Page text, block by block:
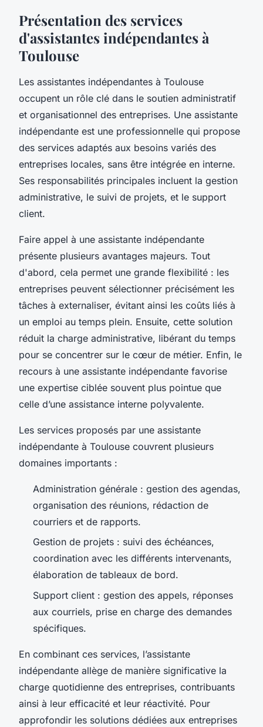
Présentation des services
d'assistantes indépendantes à
Toulouse
Les assistantes indépendantes à Toulouse
occupent un rôle clé dans le soutien administratif
et organisationnel des entreprises. Une assistante
indépendante est une professionnelle qui propose
des services adaptés aux besoins variés des
entreprises locales, sans être intégrée en interne.
Ses responsabilités principales incluent la gestion
administrative, le suivi de projets, et le support
client.
Faire appel à une assistante indépendante
présente plusieurs avantages majeurs. Tout
d'abord, cela permet une grande flexibilité : les
entreprises peuvent sélectionner précisément les
tâches à externaliser, évitant ainsi les coûts liés à
un emploi au temps plein. Ensuite, cette solution
réduit la charge administrative, libérant du temps
pour se concentrer sur le cœur de métier. Enfin, le
recours à une assistante indépendante favorise
une expertise ciblée souvent plus pointue que
celle d’une assistance interne polyvalente.
Les services proposés par une assistante
indépendante à Toulouse couvrent plusieurs
domaines importants :
Administration générale : gestion des agendas,
organisation des réunions, rédaction de
courriers et de rapports.
Gestion de projets : suivi des échéances,
coordination avec les différents intervenants,
élaboration de tableaux de bord.
Support client : gestion des appels, réponses
aux courriels, prise en charge des demandes
spécifiques.
En combinant ces services, l’assistante
indépendante allège de manière significative la
charge quotidienne des entreprises, contribuants
ainsi à leur efficacité et leur réactivité. Pour
approfondir les solutions dédiées aux entreprises